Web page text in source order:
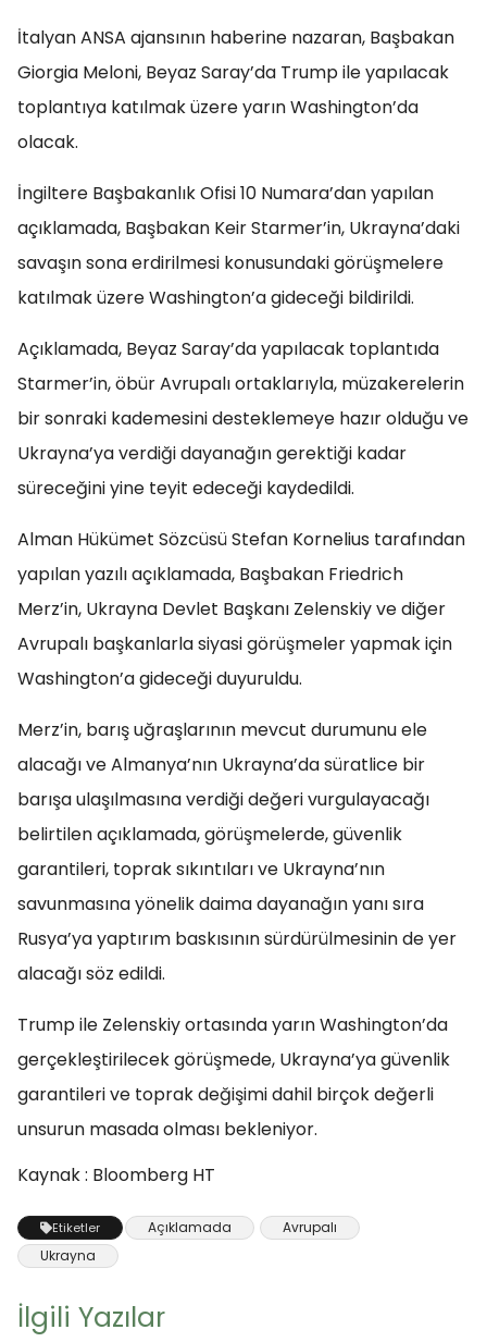
İtalyan ANSA ajansının haberine nazaran, Başbakan
Giorgia Meloni, Beyaz Saray’da Trump ile yapılacak
toplantıya katılmak üzere yarın Washington’da
olacak.
İngiltere Başbakanlık Ofisi 10 Numara’dan yapılan
açıklamada, Başbakan Keir Starmer’in, Ukrayna’daki
savaşın sona erdirilmesi konusundaki görüşmelere
katılmak üzere Washington’a gideceği bildirildi.
Açıklamada, Beyaz Saray’da yapılacak toplantıda
Starmer’in, öbür Avrupalı ortaklarıyla, müzakerelerin
bir sonraki kademesini desteklemeye hazır olduğu ve
Ukrayna’ya verdiği dayanağın gerektiği kadar
süreceğini yine teyit edeceği kaydedildi.
Alman Hükümet Sözcüsü Stefan Kornelius tarafından
yapılan yazılı açıklamada, Başbakan Friedrich
Merz’in, Ukrayna Devlet Başkanı Zelenskiy ve diğer
Avrupalı başkanlarla siyasi görüşmeler yapmak için
Washington’a gideceği duyuruldu.
Merz’in, barış uğraşlarının mevcut durumunu ele
alacağı ve Almanya’nın Ukrayna’da süratlice bir
barışa ulaşılmasına verdiği değeri vurgulayacağı
belirtilen açıklamada, görüşmelerde, güvenlik
garantileri, toprak sıkıntıları ve Ukrayna’nın
savunmasına yönelik daima dayanağın yanı sıra
Rusya’ya yaptırım baskısının sürdürülmesinin de yer
alacağı söz edildi.
Trump ile Zelenskiy ortasında yarın Washington’da
gerçekleştirilecek görüşmede, Ukrayna’ya güvenlik
garantileri ve toprak değişimi dahil birçok değerli
unsurun masada olması bekleniyor.
Kaynak : Bloomberg HT
Etiketler Açıklamada
Avrupalı
Ukrayna
İlgili Yazılar